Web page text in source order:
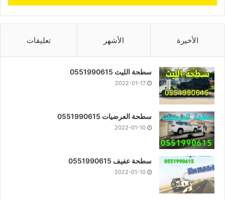
الأخيرة الأشهر تعليقات
سطحة الليث 0551990615
2022-01-17
سطحة العرضيات 0551990615
2022-01-10
سطحة عفيف 0551990615
2022-01-10